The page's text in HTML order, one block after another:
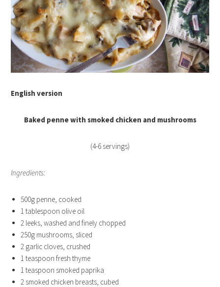
English version
Baked penne with smoked chicken and mushrooms
(4-6 servings)
Ingredients:
500g penne, cooked
1 tablespoon olive oil
2 leeks, washed and finely chopped
250g mushrooms, sliced
2 garlic cloves, crushed
1 teaspoon fresh thyme
1 teaspoon smoked paprika
2 smoked chicken breasts, cubed